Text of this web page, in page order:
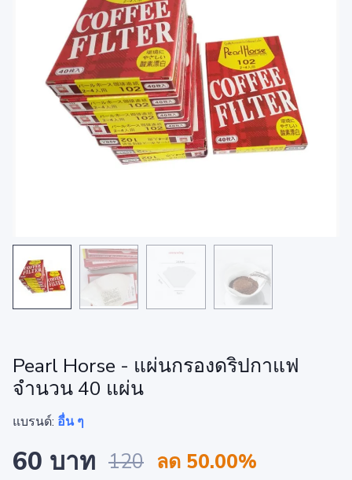
Pearl Horse - แผ่นกรองดริปกาแฟ
จำนวน 40 แผ่น
แบรนด์: อื่น ๆ
60 บาท 120 ลด 50.00%